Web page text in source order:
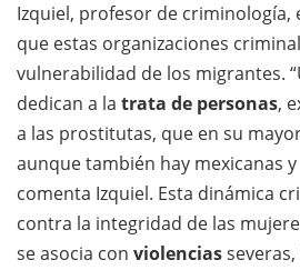
Izquiel, profesor de criminología,
que estas organizaciones
vulnerabilidad de los migrantes.
dedican a la trata de personas,
a las prostitutas, que en su
aunque también hay mexicanas
comenta Izquiel. Esta dinámica
contra la integridad de las
se asocia con violencias